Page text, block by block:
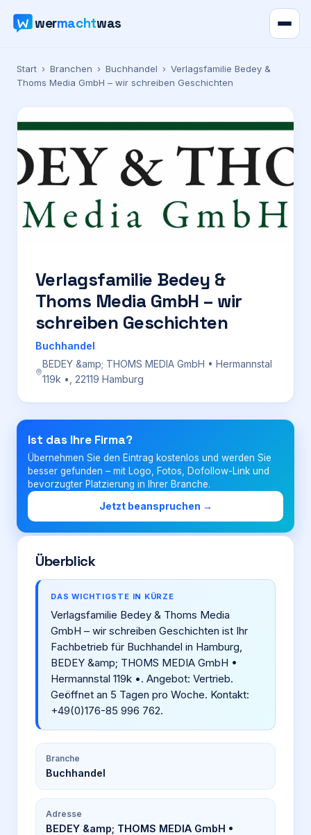
wermachtwas
Verzeichnis
Karte
News
Ratgeber
Werbung
Für Firmen
Start › Branchen › Buchhandel › Verlagsfamilie Bedey &
Thoms Media GmbH – wir schreiben Geschichten
Verlagsfamilie Bedey &
Thoms Media GmbH – wir
schreiben Geschichten
Buchhandel
BEDEY &amp; THOMS MEDIA GmbH • Hermannstal
119k •, 22119 Hamburg
Ist das Ihre Firma?
Übernehmen Sie den Eintrag kostenlos und werden Sie
besser gefunden – mit Logo, Fotos, Dofollow-Link und
bevorzugter Platzierung in Ihrer Branche.
Jetzt beanspruchen →
Überblick
DAS WICHTIGSTE IN KÜRZE
Verlagsfamilie Bedey & Thoms Media
GmbH – wir schreiben Geschichten ist Ihr
Fachbetrieb für Buchhandel in Hamburg,
BEDEY &amp; THOMS MEDIA GmbH •
Hermannstal 119k •. Angebot: Vertrieb.
Geöffnet an 5 Tagen pro Woche. Kontakt:
+49(0)176-85 996 762.
Branche
Buchhandel
Adresse
BEDEY &amp; THOMS MEDIA GmbH •